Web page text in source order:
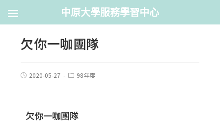
欠你一咖團隊
2020-05-27 98年度
欠你一咖團隊
中原大學服務學習中心